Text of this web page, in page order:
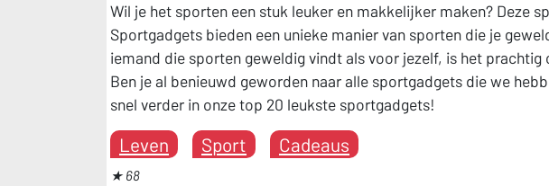
Wil je het sporten een stuk leuker en makkelijker maken? Deze
Sportgadgets bieden een unieke manier van sporten die je
iemand die sporten geweldig vindt als voor jezelf, is het
Ben je al benieuwd geworden naar alle sportgadgets die we
snel verder in onze top 20 leukste sportgadgets!
Leven Sport Cadeaus
★ 68